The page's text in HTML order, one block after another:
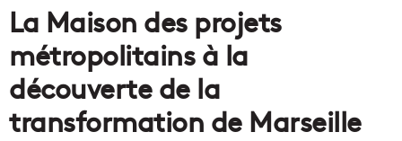
La Maison des projets
métropolitains à la
découverte de la
transformation de Marseille